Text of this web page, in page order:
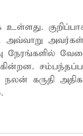
உள்ளது.
அவ்வாறு அவர்கள்
நேரங்களில்
கருதி